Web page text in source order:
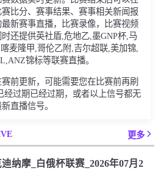
比分、赛事结果、赛事相关新闻报
新赛事直播，比赛录像，比赛视频
还提供英社盾,危地乙,墨GNP杯,马
麦隆甲,哥伦乙附,吉尔超联,美加锦,
锦标等联赛直播。
前更新，可能需要您在比赛前再刷
经过期已经过期，或者以上信号都无
直播信号。
更多
纳摩_白俄杯联赛_2026年07月2